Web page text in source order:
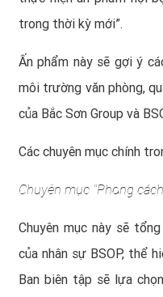
trong thời kỳ mới”.
Ấn phẩm này sẽ gợi ý
môi trường văn phòng,
của Bắc Sơn Group và
Các chuyên mục chính
Chuyên mục “Phong
Chuyên mục này sẽ
của nhân sự BSOP, thể
Ban biên tập sẽ lựa